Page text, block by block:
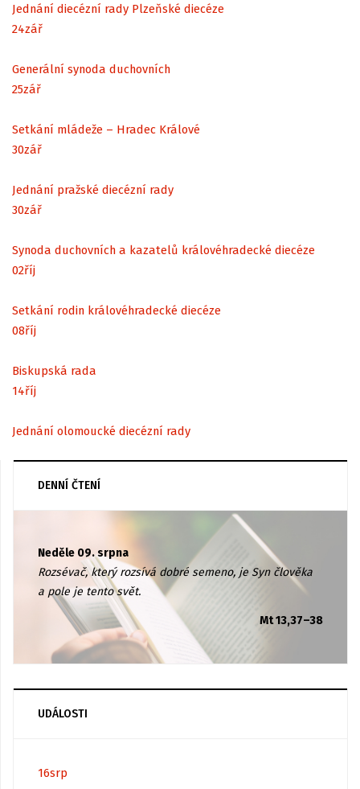
Jednání diecézní rady Plzeňské diecéze
24zář
Generální synoda duchovních
25zář
Setkání mládeže – Hradec Králové
30zář
Jednání pražské diecézní rady
30zář
Synoda duchovních a kazatelů královéhradecké diecéze
02říj
Setkání rodin královéhradecké diecéze
08říj
Biskupská rada
14říj
Jednání olomoucké diecézní rady
DENNÍ ČTENÍ
Neděle 09. srpna
Rozsévač, který rozsívá dobré semeno, je Syn člověka
a pole je tento svět.
Mt 13,37–38
UDÁLOSTI
16srp